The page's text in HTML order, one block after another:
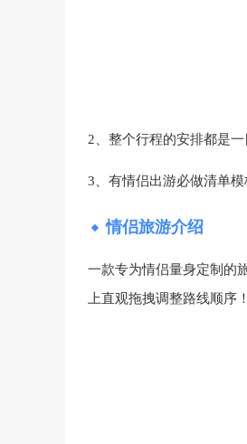
2、整个行程的安排都是
3、有情侣出游必做清单
情侣旅游介绍
一款专为情侣量身定制的
上直观拖拽调整路线顺序！